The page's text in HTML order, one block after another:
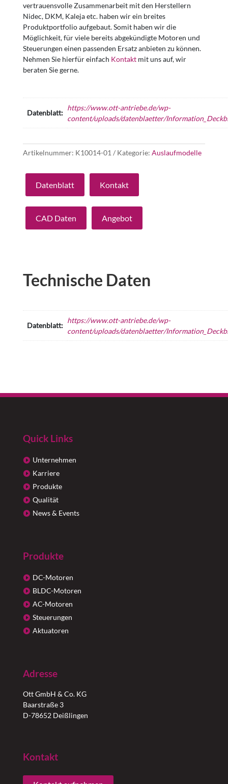
vertrauensvolle Zusammenarbeit mit den Herstellern
Nidec, DKM, Kaleja etc. haben wir ein breites
Produktportfolio aufgebaut. Somit haben wir die
Möglichkeit, für viele bereits abgekündigte Motoren und
Steuerungen einen passenden Ersatz anbieten zu können.
Nehmen Sie hierfür einfach Kontaktmit uns auf, wir
beraten Sie gerne.
Datenblatt:
https://www.ott-antriebe.de/wp-
content/uploads/datenblaetter/
Artikelnummer: K10014-01 Kategorie: Auslaufmodelle
Datenblatt Kontakt
CAD Daten Angebot
Technische Daten
Datenblatt:
https://www.ott-antriebe.de/wp-
content/uploads/datenblaetter/
Quick Links
Unternehmen
Karriere
Produkte
Qualität
News & Events
Produkte
DC-Motoren
BLDC-Motoren
AC-Motoren
Steuerungen
Aktuatoren
Adresse
Ott GmbH & Co. KG
Baarstraße 3
D-78652 Deißlingen
Kontakt